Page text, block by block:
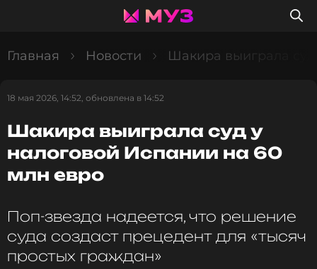
Главная Новости Шакира выиграла
18 мая 2026, 14:52, обновлена в 14:52
Шакира выиграла суд у
налоговой Испании на 60
млн евро
Поп-звезда надеется, что решение
суда создаст прецедент для «тысяч
простых граждан»